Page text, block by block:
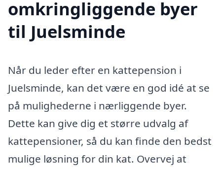
omkringliggende byer
til Juelsminde
Når du leder efter en kattepension i
Juelsminde, kan det være en god idé at se
på mulighederne i nærliggende byer.
Dette kan give dig et større udvalg af
kattepensioner, så du kan finde den bedst
mulige løsning for din kat. Overvej at